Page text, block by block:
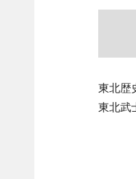
東北歴
東北武